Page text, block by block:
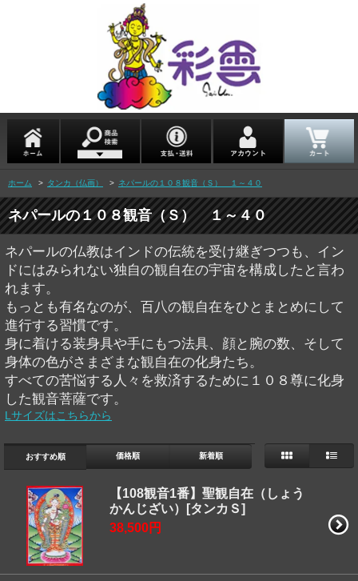
ホーム > タンカ（仏画） > ネパールの１０８観音（Ｓ） １～４０
ネパールの１０８観音（Ｓ） １～４０
ネパールの仏教はインドの伝統を受け継ぎつつも、イン
ドにはみられない独自の観自在の宇宙を構成したと言わ
れます。
もっとも有名なのが、百八の観自在をひとまとめにして
進行する習慣です。
身に着ける装身具や手にもつ法具、顔と腕の数、そして
身体の色がさまざまな観自在の化身たち。
すべての苦悩する人々を救済するために１０８尊に化身
した観音菩薩です。
Lサイズはこちらから
おすすめ順 価格順 新着順
【108観音1番】聖観自在（しょう
かんじざい）[タンカＳ]
38,500円